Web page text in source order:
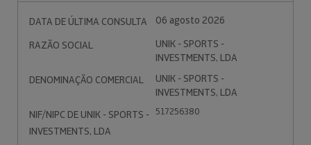
DATA DE ÚLTIMA CONSULTA
06 agosto 2026
RAZÃO SOCIAL
UNIK - SPORTS -
INVESTMENTS, LDA
DENOMINAÇÃO COMERCIAL
UNIK - SPORTS -
INVESTMENTS, LDA
NIF/NIPC DE UNIK - SPORTS -
INVESTMENTS, LDA
517256380